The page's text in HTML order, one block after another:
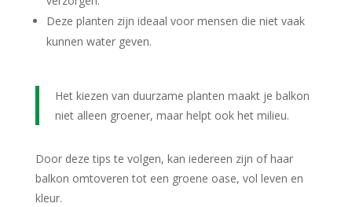
Deze planten zijn ideaal voor mensen die niet vaak
kunnen water geven.
Het kiezen van duurzame planten maakt je balkon
niet alleen groener, maar helpt ook het milieu.
Door deze tips te volgen, kan iedereen zijn of haar
balkon omtoveren tot een groene oase, vol leven en
kleur.